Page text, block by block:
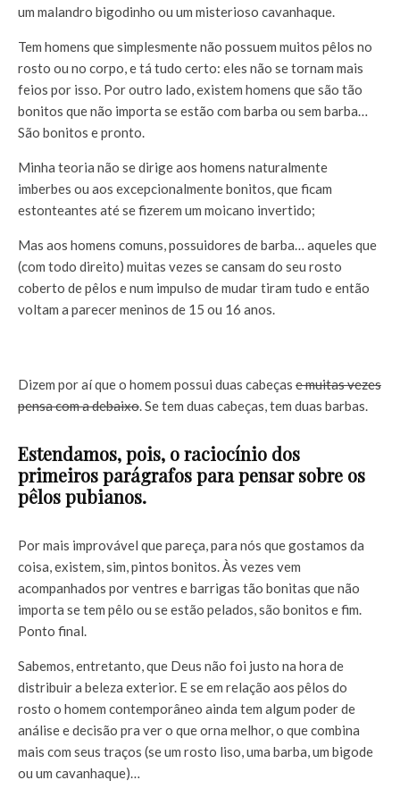
um malandro bigodinho ou um misterioso cavanhaque.
Tem homens que simplesmente não possuem muitos pêlos no
rosto ou no corpo, e tá tudo certo: eles não se tornam mais
feios por isso. Por outro lado, existem homens que são tão
bonitos que não importa se estão com barba ou sem barba…
São bonitos e pronto.
Minha teoria não se dirige aos homens naturalmente
imberbes ou aos excepcionalmente bonitos, que ficam
estonteantes até se fizerem um moicano invertido;
Mas aos homens comuns, possuidores de barba… aqueles que
(com todo direito) muitas vezes se cansam do seu rosto
coberto de pêlos e num impulso de mudar tiram tudo e então
voltam a parecer meninos de 15 ou 16 anos.
Dizem por aí que o homem possui duas cabeças e muitas vezes
pensa com a debaixo. Se tem duas cabeças, tem duas barbas.
Estendamos, pois, o raciocínio dos
primeiros parágrafos para pensar sobre os
pêlos pubianos.
Por mais improvável que pareça, para nós que gostamos da
coisa, existem, sim, pintos bonitos. Às vezes vem
acompanhados por ventres e barrigas tão bonitas que não
importa se tem pêlo ou se estão pelados, são bonitos e fim.
Ponto final.
Sabemos, entretanto, que Deus não foi justo na hora de
distribuir a beleza exterior. E se em relação aos pêlos do
rosto o homem contemporâneo ainda tem algum poder de
análise e decisão pra ver o que orna melhor, o que combina
mais com seus traços (se um rosto liso, uma barba, um bigode
ou um cavanhaque)…